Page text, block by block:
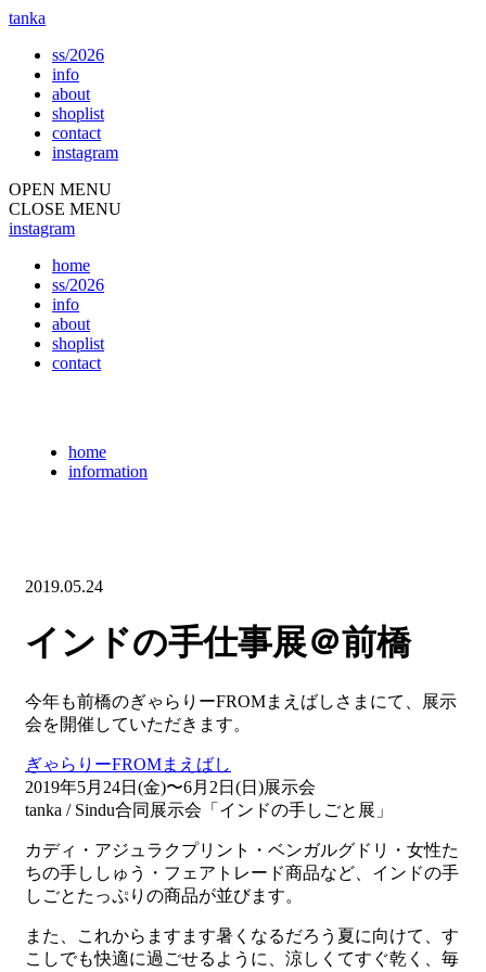
tanka
ss/2026
info
about
shoplist
contact
instagram
OPEN MENU
CLOSE MENU
instagram
home
ss/2026
info
about
shoplist
contact
home
information
2019.05.24
インドの手仕事展＠前橋
今年も前橋のぎゃらりーFROMまえばしさまにて、展示
会を開催していただきます。
ぎゃらりーFROMまえばし
2019年5月24日(金)〜6月2日(日)展示会
tanka / Sindu合同展示会「インドの手しごと展」
カディ・アジュラクプリント・ベンガルグドリ・女性た
ちの手ししゅう・フェアトレード商品など、インドの手
しごとたっぷりの商品が並びます。
また、これからますます暑くなるだろう夏に向けて、す
こしでも快適に過ごせるように、涼しくてすぐ乾く、毎